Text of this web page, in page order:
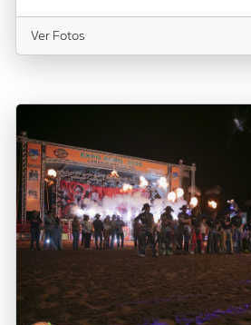
Ver Fotos